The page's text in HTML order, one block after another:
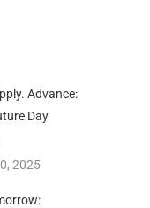
Advance:
Day
2025